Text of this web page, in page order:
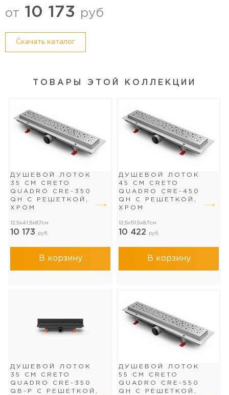
от 10 173 руб
Cкачать каталог
ТОВАРЫ ЭТОЙ КОЛЛЕКЦИИ
ДУШЕВОЙ ЛОТОК
35 СМ CRETO
QUADRO CRE-350
QH С РЕШЕТКОЙ,
ХРОМ
12,5x41,5x8,7см
10 173 руб.
В корзину
ДУШЕВОЙ ЛОТОК
45 СМ CRETO
QUADRO CRE-450
QH С РЕШЕТКОЙ,
ХРОМ
12,5x51,5x8,7см
10 422 руб.
В корзину
ДУШЕВОЙ ЛОТОК
35 СМ CRETO
QUADRO CRE-350
QB-P С РЕШЕТКОЙ,
ДУШЕВОЙ ЛОТОК
55 СМ CRETO
QUADRO CRE-550
QH С РЕШЕТКОЙ,